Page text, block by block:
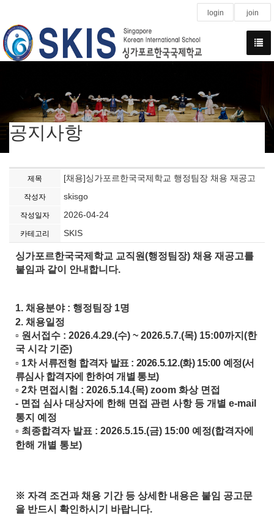
login join
공지사항
제목 [채용]싱가포르한국국제학교 행정팀장 채용 재공고
작성자 skisgo
작성일자 2026-04-24
카테고리 SKIS
싱가포르한국국제학교 교직원(행정팀장) 채용 재공고를
붙임과 같이 안내합니다.
1. 채용분야 : 행정팀장 1명
2. 채용일정
▫ 원서접수 : 2026.4.29.(수) ~ 2026.5.7.(목) 15:00까지 (한
국 시각 기준)
▫ 1 차 서류전형 합격자 발표 : 2026.5.12.(화) 15:00 예정(서
류심사 합격자에 한하여 개별 통보)
▫ 2차 면접시험 : 2026.5.14.(목) zoom 화상 면접
- 면접 심사 대상자에 한해 면접 관련 사항 등 개별 e-mail
통지 예정
▫ 최종합격자 발표 : 2026.5.15.(금) 15:00 예정(합격자에
한해 개별 통보)
※ 자격 조건과 채용 기간 등 상세한 내용은 붙임 공고문
을 반드시 확인하시기 바랍니다.